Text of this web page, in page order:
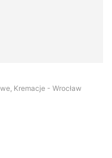
Kremacje - Wrocław